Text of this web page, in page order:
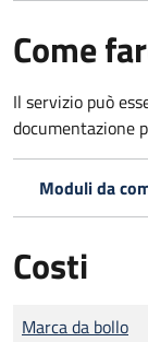
Come
Il servizio può
documentazione
Moduli da
Costi
Tipo di pagamento
Importo
Marca da bollo